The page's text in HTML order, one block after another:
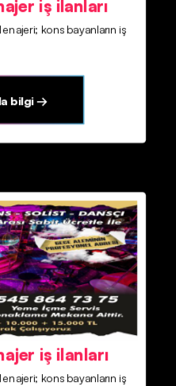
iş ilanları
kons bayanların iş
bilgi →
iş ilanları
kons bayanların iş